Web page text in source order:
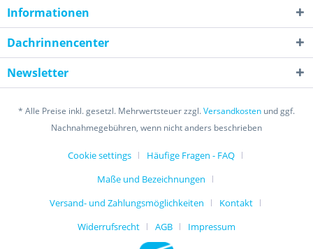
Informationen
Dachrinnencenter
Newsletter
* Alle Preise inkl. gesetzl. Mehrwertsteuer zzgl.Versandkosten und ggf.
Nachnahmegebühren, wenn nicht anders beschrieben
Cookie settings
Häufige Fragen - FAQ
Maße und Bezeichnungen
Versand- und Zahlungsmöglichkeiten
Kontakt
Widerrufsrecht
AGB Impressum